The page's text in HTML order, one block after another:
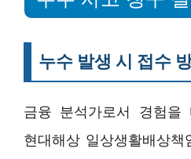
누수 발생 시 접수
금융 분석가로서 경험을
현대해상 일상생활배상